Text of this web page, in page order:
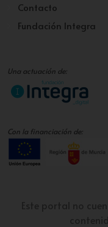
Contacto
Fundación Integra
Una actuación de:
Con la financiación de: